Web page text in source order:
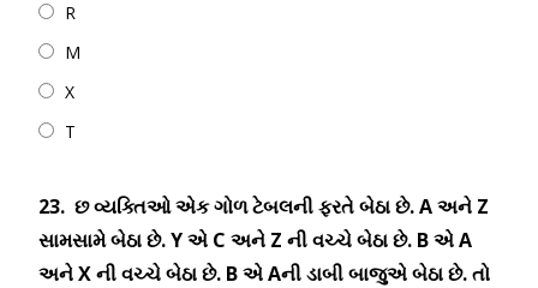
R
M
X
T
23. છ વ્યક્તિઓ એક ગોળ ટેબલની ફરતે બેઠા છે. A અને Z
સામસામે બેઠા છે. Y એ C અને Z ની વચ્ચે બેઠા છે. B એ A
અને X ની વચ્ચે બેઠા છે. B એ Aની ડાબી બાજુએ બેઠા છે. તો